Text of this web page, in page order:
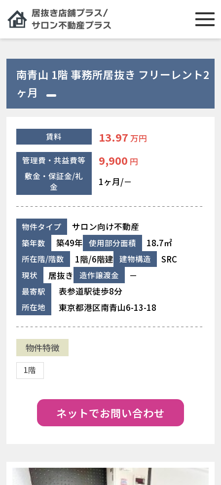
南青山 1階 事務所居抜き フリーレント2
ヶ月
賃料 13.97 万円
管理費・共益費等 9,900 円
敷金・保証金/礼
金
1ヶ月/－
物件タイプ サロン向け不動産
築年数 築49年 使用部分面積 18.7㎡
所在階/階数 1階/6階建 建物構造 SRC
現状 居抜き 造作譲渡金 －
最寄駅 表参道駅徒歩8分
所在地 東京都港区南青山6-13-18
物件特徴
1階
ネットでお問い合わせ